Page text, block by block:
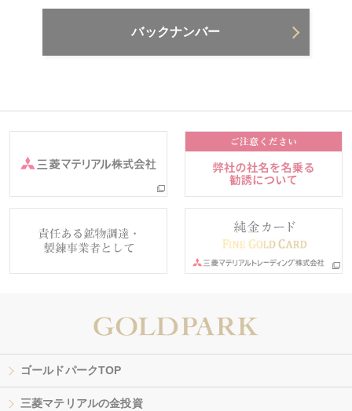
バックナンバー
ゴールドパークTOP
三菱マテリアルの金投資